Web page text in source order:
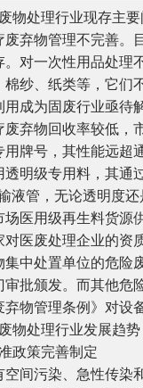
物处理行业现存主
废弃物管理不完善。
。对一次性用品处理
棉纱、纸类等，它们
用成为固废行业亟待
废弃物回收率较低，
用牌号，其性能远超
透明级专用料，其通
液管，无论透明度
场医用级再生料货源
对医废处理企业的资
集中处置单位的危险
审批颁发。而其他危
弃物管理条例》对
物处理行业发展趋势
准政策完善制定
空间污染、急性传染